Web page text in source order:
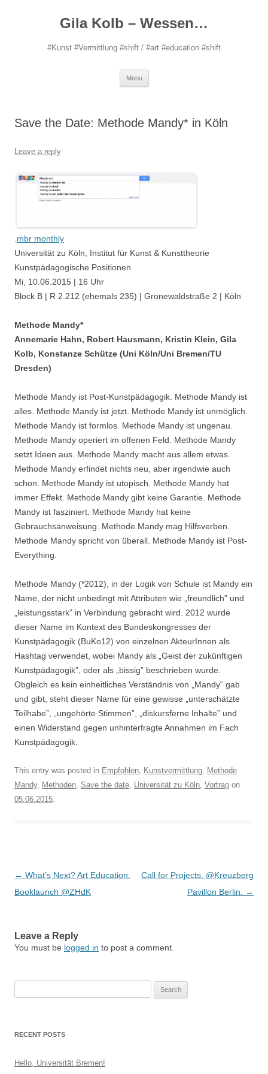
Gila Kolb – Wessen…
#Kunst #Vermittlung #shift / #art #education #shift
Menu
Save the Date: Methode Mandy* in Köln
Leave a reply
mbr monthly
Universität zu Köln, Institut für Kunst & Kunsttheorie
Kunstpädagogische Positionen
Mi, 10.06.2015 | 16 Uhr
Block B | R 2.212 (ehemals 235) | Gronewaldstraße 2 | Köln
Methode Mandy*
Annemarie Hahn, Robert Hausmann, Kristin Klein, Gila
Kolb, Konstanze Schütze (Uni Köln/Uni Bremen/TU
Dresden)
Methode Mandy ist Post-Kunstpädagogik. Methode Mandy ist
alles. Methode Mandy ist jetzt. Methode Mandy ist unmöglich.
Methode Mandy ist formlos. Methode Mandy ist ungenau.
Methode Mandy operiert im offenen Feld. Methode Mandy
setzt Ideen aus. Methode Mandy macht aus allem etwas.
Methode Mandy erfindet nichts neu, aber irgendwie auch
schon. Methode Mandy ist utopisch. Methode Mandy hat
immer Effekt. Methode Mandy gibt keine Garantie. Methode
Mandy ist fasziniert. Methode Mandy hat keine
Gebrauchsanweisung. Methode Mandy mag Hilfsverben.
Methode Mandy spricht von überall. Methode Mandy ist Post-
Everything.
Methode Mandy (*2012), in der Logik von Schule ist Mandy ein
Name, der nicht unbedingt mit Attributen wie „freundlich” und
„leistungsstark” in Verbindung gebracht wird. 2012 wurde
dieser Name im Kontext des Bundeskongresses der
Kunstpädagogik (BuKo12) von einzelnen AkteurInnen als
Hashtag verwendet, wobei Mandy als „Geist der zukünftigen
Kunstpädagogik”, oder als „bissig” beschrieben wurde.
Obgleich es kein einheitliches Verständnis von „Mandy“ gab
und gibt, steht dieser Name für eine gewisse „unterschätzte
Teilhabe”, „ungehörte Stimmen”, „diskursferne Inhalte” und
einen Widerstand gegen unhinterfragte Annahmen im Fach
Kunstpädagogik.
This entry was posted in Empfohlen, Kunstvermittlung, Methode
Mandy, Methoden, Save the date, Universität zu Köln, Vortrag on
05.06.2015.
Post
navigation
← What’s Next? Art Education:
Booklaunch @ZHdK
Call for Projects, @Kreuzberg
Pavillon Berlin.
→
Leave a Reply
You must be logged in to post a comment.
RECENT POSTS
Hello, Universität Bremen!